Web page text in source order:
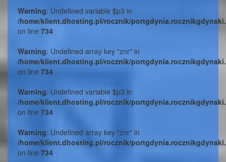
Warning: Undefined variable $p3 in
/home/klient.dhosting.pl/rocznik/
on line 734
Warning: Undefined array key "znr" in
/home/klient.dhosting.pl/rocznik/
on line 734
Warning: Undefined variable $p3 in
/home/klient.dhosting.pl/rocznik/
on line 734
Warning: Undefined array key "znr" in
/home/klient.dhosting.pl/rocznik/
on line 734